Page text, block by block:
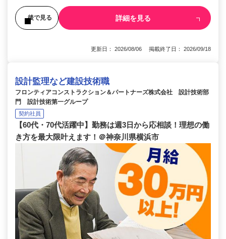
後で見る 詳細を見る
更新日： 2026/08/06 掲載終了日： 2026/09/18
設計監理など建設技術職
フロンティアコンストラクション＆パートナーズ株式会社 設計技術部
門 設計技術第一グループ
契約社員
【60代・70代活躍中】勤務は週3日から応相談！理想の働
き方を最大限叶えます！＠神奈川県横浜市